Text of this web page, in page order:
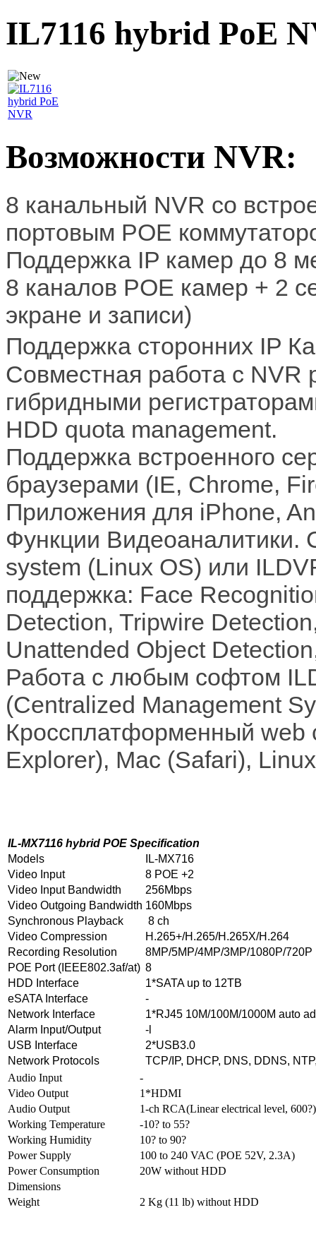
IL7116 hybrid PoE
Возможности NVR:
8 канальный NVR со
портовым POE
Поддержка IP камер до 8
8 каналов POE камер + 2
экране и записи)
Поддержка сторонних IP
Совместная работа с NVR
гибридными
HDD quota management.
Поддержка встроенного
браузерами (IE, Chrome,
Приложения для iPhone,
Функции Видеоаналитики.
system (Linux OS) или
поддержка: Face
Detection, Tripwire
Unattended Object
Работа с любым софтом
(Centralized Management
Кроссплатформенный web
Explorer), Mac (Safari),
IL-MX7116 hybrid POE Specification
Models
IL-MX716
Video Input
8 POE +2
Video Input Bandwidth
256Mbps
Video Outgoing Bandwidth 160Mbps
Synchronous Playback
8 ch
Video Compression
H.265+/H.265/H.265X/H.264
Recording Resolution
8MP/5MP/4MP/3MP/1080P/720P
POE Port (IEEE802.3af/at) 8
HDD Interface
1*SATA up to 12TB
eSATA Interface
-
Network Interface
1*RJ45 10M/100M/1000M auto
Alarm Input/Output
-l
USB Interface
2*USB3.0
Network Protocols
TCP/IP, DHCP, DNS, DDNS,
Audio Input
-
Video Output
1*HDMI
Audio Output
1-ch RCA(Linear electrical level, 600?)
Working Temperature
-10? to 55?
Working Humidity
10? to 90?
Power Supply
100 to 240 VAC (POE 52V, 2.3A)
Power Consumption
20W without HDD
Dimensions
Weight
2 Kg (11 lb) without HDD